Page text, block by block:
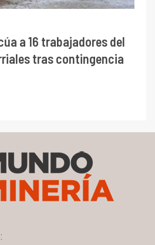
a 16 trabajadores del
tras contingencia